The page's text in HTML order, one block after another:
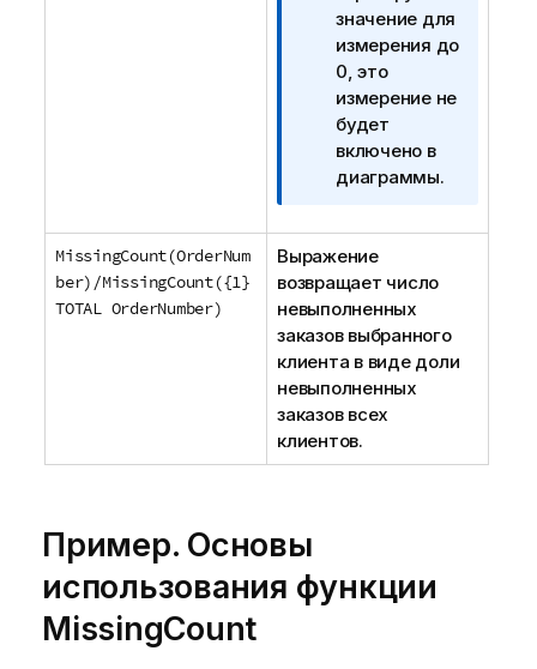
и
е
к
и
н
ф
о
м
а
ц
и
и
значение для
измерения до
0, это
измерение не
будет
включено в
диаграммы.
MissingCount(OrderNum
ber)/MissingCount({1}
TOTAL OrderNumber)
Выражение
возвращает число
невыполненных
заказов выбранного
клиента в виде доли
невыполненных
заказов всех
клиентов.
Пример. Основы
использования функции
MissingCount